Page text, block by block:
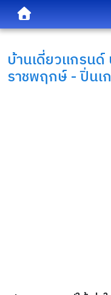
บ้านเดี่ยวแกรนด์
ราชพฤกษ์ - ปิ่นเ